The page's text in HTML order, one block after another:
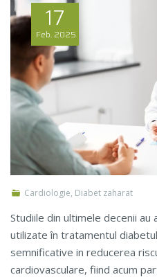
17
Feb. 2025
Cardiologie, Diabet zaharat
Studiile din ultimele decenii
utilizate în tratamentul
semnificative in reducerea
cardiovasculare, fiind acum